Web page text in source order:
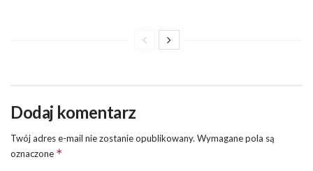
Dodaj komentarz
Twój adres e-mail nie zostanie opublikowany. Wymagane pola są
oznaczone *